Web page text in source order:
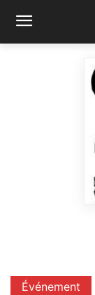
Événement